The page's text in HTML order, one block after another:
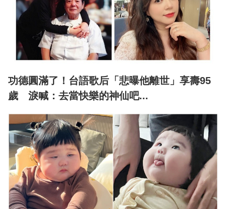
功德圓滿了！台語歌后「悲曝他離世」享壽95
歲 淚喊：去當快樂的神仙吧...